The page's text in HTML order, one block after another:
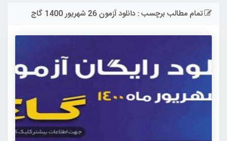
تمام مطالب برچسب : دانلود آزمون 26 شهریور 1400 گاج